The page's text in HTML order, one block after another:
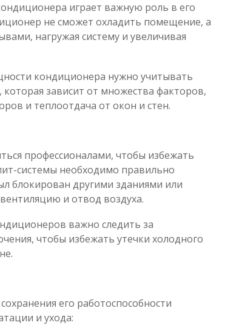
играет важную роль в его
не сможет охладить помещение, а
нагружая систему и увеличивая
кондиционера нужно учитывать
зависит от множества факторов,
и теплоотдача от окон и стен.
профессионалами, чтобы избежать
системы необходимо правильно
блокирован другими зданиями или
и отвод воздуха.
важно следить за
чтобы избежать утечки холодного
его работоспособности
и ухода: